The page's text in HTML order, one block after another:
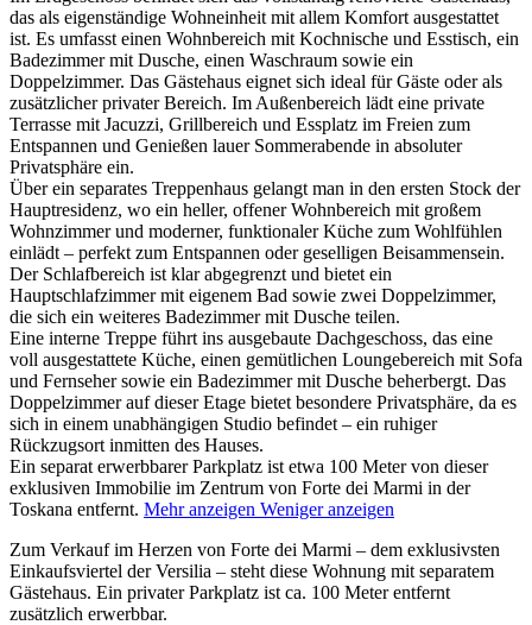
das als eigenständige Wohneinheit mit allem Komfort ausgestattet
ist. Es umfasst einen Wohnbereich mit Kochnische und Esstisch, ein
Badezimmer mit Dusche, einen Waschraum sowie ein
Doppelzimmer. Das Gästehaus eignet sich ideal für Gäste oder als
zusätzlicher privater Bereich. Im Außenbereich lädt eine private
Terrasse mit Jacuzzi, Grillbereich und Essplatz im Freien zum
Entspannen und Genießen lauer Sommerabende in absoluter
Privatsphäre ein.
Über ein separates Treppenhaus gelangt man in den ersten Stock der
Hauptresidenz, wo ein heller, offener Wohnbereich mit großem
Wohnzimmer und moderner, funktionaler Küche zum Wohlfühlen
einlädt – perfekt zum Entspannen oder geselligen Beisammensein.
Der Schlafbereich ist klar abgegrenzt und bietet ein
Hauptschlafzimmer mit eigenem Bad sowie zwei Doppelzimmer,
die sich ein weiteres Badezimmer mit Dusche teilen.
Eine interne Treppe führt ins ausgebaute Dachgeschoss, das eine
voll ausgestattete Küche, einen gemütlichen Loungebereich mit Sofa
und Fernseher sowie ein Badezimmer mit Dusche beherbergt. Das
Doppelzimmer auf dieser Etage bietet besondere Privatsphäre, da es
sich in einem unabhängigen Studio befindet – ein ruhiger
Rückzugsort inmitten des Hauses.
Ein separat erwerbbarer Parkplatz ist etwa 100 Meter von dieser
exklusiven Immobilie im Zentrum von Forte dei Marmi in der
Toskana entfernt. Mehr anzeigen Weniger anzeigen
Zum Verkauf im Herzen von Forte dei Marmi – dem exklusivsten
Einkaufsviertel der Versilia – steht diese Wohnung mit separatem
Gästehaus. Ein privater Parkplatz ist ca. 100 Meter entfernt
zusätzlich erwerbbar.